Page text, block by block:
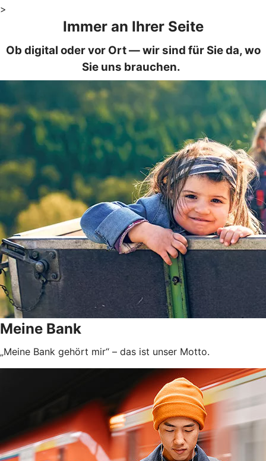
>
Immer an Ihrer Seite
Ob digital oder vor Ort — wir sind für Sie da, wo
Sie uns brauchen.
Meine Bank
„Meine Bank gehört mir“ – das ist unser Motto.